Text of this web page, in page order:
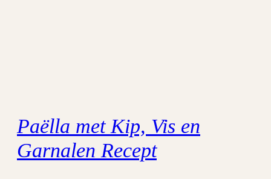
Paëlla met Kip, Vis en
Garnalen Recept